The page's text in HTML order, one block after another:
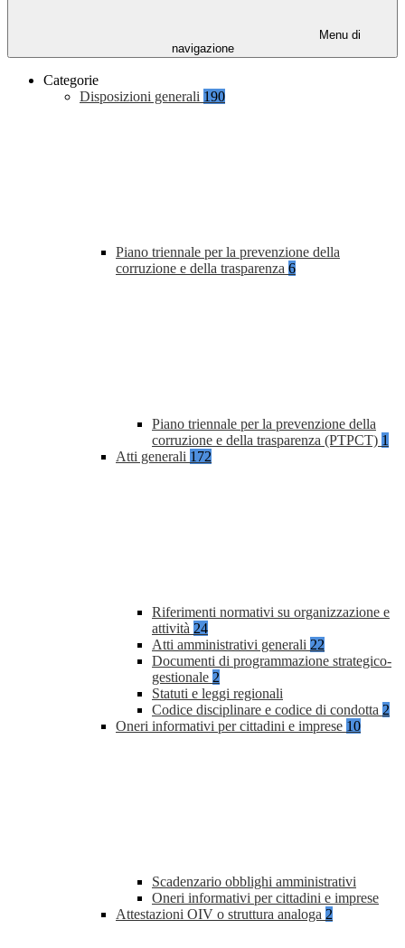
Menu di
navigazione
Categorie
Disposizioni generali 190
Piano triennale per la prevenzione della
corruzione e della trasparenza 6
Piano triennale per la prevenzione della
corruzione e della trasparenza (PTPCT) 1
Atti generali 172
Riferimenti normativi su organizzazione e
attività 24
Atti amministrativi generali 22
Documenti di programmazione strategico-
gestionale 2
Statuti e leggi regionali
Codice disciplinare e codice di condotta 2
Oneri informativi per cittadini e imprese 10
Scadenzario obblighi amministrativi
Oneri informativi per cittadini e imprese
Attestazioni OIV o struttura analoga 2